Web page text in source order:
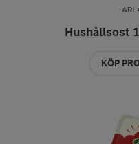
Hushållsost
KÖP